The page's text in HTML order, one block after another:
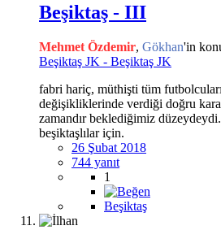
Beşiktaş - III
Mehmet Özdemir, Gökhan'in
Beşiktaş JK - Beşiktaş JK
fabri hariç, müthişti tüm
değişikliklerinde verdiği doğru
zamandır beklediğimiz
beşiktaşlılar için.
26 Şubat 2018
744 yanıt
1
Beşiktaş